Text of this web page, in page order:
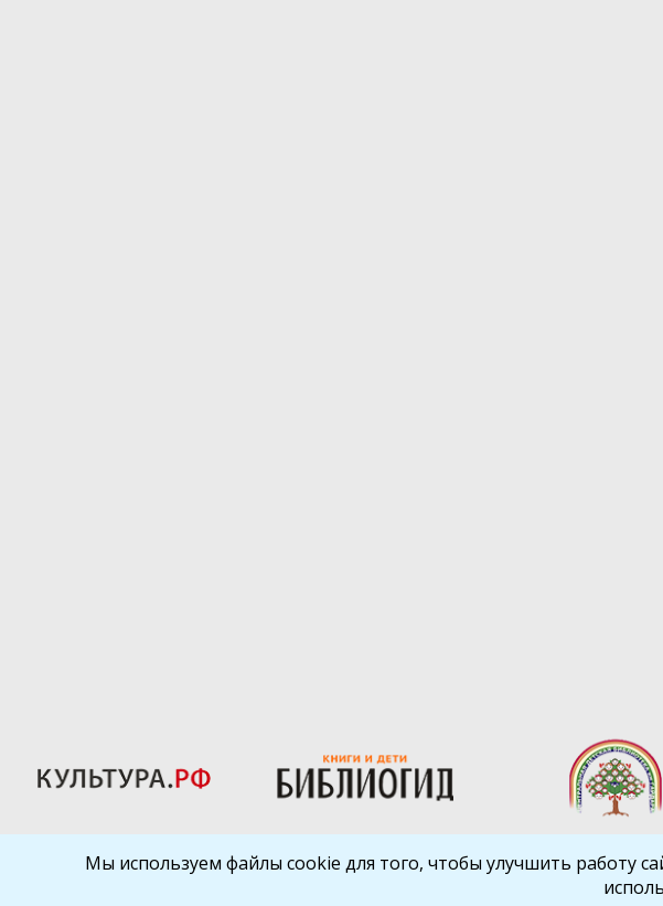
Библиокрай
Мы используем файлы cookie для того, чтобы улучшить работу